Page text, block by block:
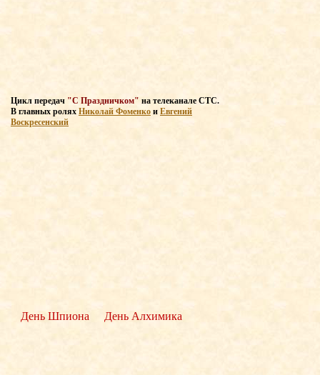
Цикл передач "С Праздничком" на телеканале СТС.
В главных ролях Николай Фоменко и Евгений
Воскресенский
День Шпиона День Алхимика